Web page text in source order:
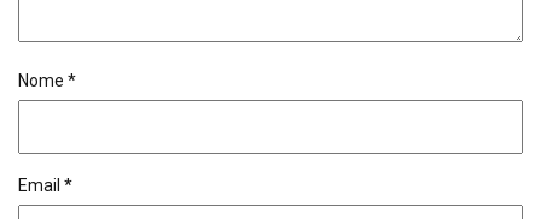
Nome *
Email *